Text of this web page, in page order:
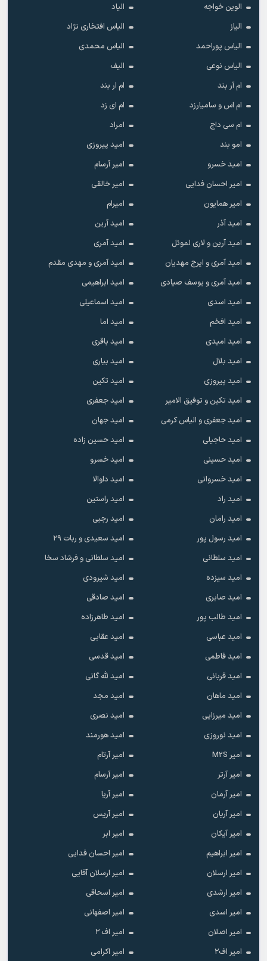
الوین خواجه
الیاد
الیاز
الیاس افتخاری نژاد
الیاس پوراحمد
الیاس محمدی
الیاس نوعی
الیف
ام آر بند
ام ار بند
ام اس و سامیارزد
ام ای زد
ام سی داج
امراد
امو بند
امید پیروزی
امید خسرو
امیر آرسام
امیر احسان فدایی
امیر خالقى
امیر همایون
امیرام
امید آذر
امید آرین
امید آرین و لاری لموئل
امید آمری
امید آمری و ایرج مهدیان
امید آمری و مهدی مقدم
امید آمری و یوسف صیادی
امید ابراهیمی
امید اسدی
امید اسماعیلی
امید افخم
امید اما
امید امیدی
امید باقری
امید بلال
امید بیاری
امید پیروزی
امید تکین
امید تکین و توفیق الامیر
امید جعفری
امید جعفری و الیاس کرمی
امید جهان
امید حاجیلی
امید حسین زاده
امید حسینی
امید خسرو
امید خسروانی
امید داوالا
امید راد
امید راستین
امید رامان
امید رجبی
امید رسول پور
امید سعیدی و ربات ۲۹
امید سلطانی
امید سلطانی و فرشاد سخا
امید سیزده
امید شیرودی
امید صابری
امید صادقی
امید طالب پور
امید طاهرزاده
امید عباسی
امید عقابی
امید فاطمی
امید قدسی
امید قربانی
امید لله گانی
امید ماهان
امید مجد
امید میرزایی
امید نصری
امید نوروزی
امید هورمند
امیر M2S
امیر آرتام
امیر آرتر
امیر آرسام
امیر آرمان
امیر آریا
امیر آریان
امیر آریس
امیر آیکان
امیر ابر
امیر ابراهیم
امیر احسان فدایی
امیر ارسلان
امیر ارسلان آقایی
امیر ارشدی
امیر اسحاقی
امیر اسدی
امیر اصفهانی
امیر اصلان
امیر اف ۲
امیر اف۲
امیر اکرامی